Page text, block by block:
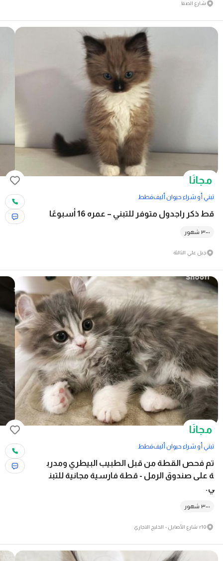
شارع الصفا
مجانًا
تبني أو شراء حيوان أليفقطط
قط ذكر راجدول متوفر للتبني – عمره 16 أسبوعًا
٠–٣ شهور
جبل علي الثالثة
مجانًا
تبني أو شراء حيوان أليفقطط
تم فحص القطة من قبل الطبيب البيطري ومدرب
ة على صندوق الرمل - قطة فارسية مجانية للتبن
ي.
٠–٣ شهور
r10 شارع الأصايل - الخليج التجاري